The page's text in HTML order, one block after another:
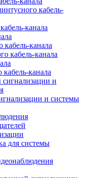
кабель-
канала
кабель-канала
кабель-канала
канала
и системы
для системы